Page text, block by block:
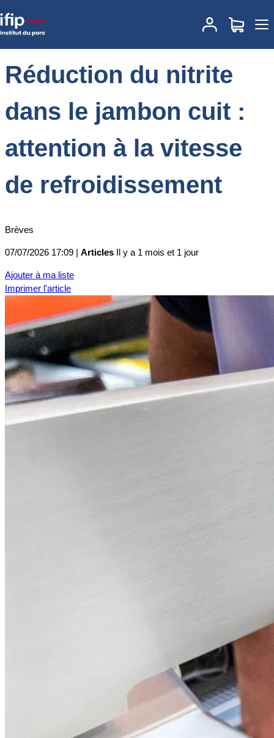
Accueil
Réduction du nitrite dans le jambon cuit :
attention à la vitesse de refroidissement
Réduction du nitrite
dans le jambon cuit :
attention à la vitesse
de refroidissement
Brèves
07/07/2026 17:09 | Articles Il y a 1 mois et 1 jour
Ajouter à ma liste
Imprimer l'article